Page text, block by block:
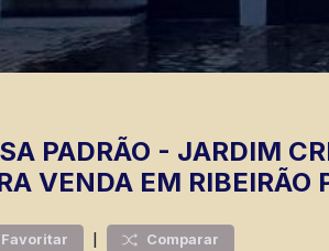
PADRÃO - JARDIM
VENDA EM RIBEIRÃO
Favoritar | Comparar